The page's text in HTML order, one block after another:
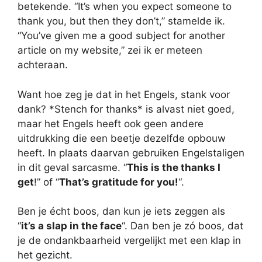
betekende. “It’s when you expect someone to
thank you, but then they don’t,” stamelde ik.
“You’ve given me a good subject for another
article on my website,” zei ik er meteen
achteraan.
Want hoe zeg je dat in het Engels, stank voor
dank? *Stench for thanks* is alvast niet goed,
maar het Engels heeft ook geen andere
uitdrukking die een beetje dezelfde opbouw
heeft. In plaats daarvan gebruiken Engelstaligen
in dit geval sarcasme. “This is the thanks I
get!” of “That’s gratitude for you!“.
Ben je écht boos, dan kun je iets zeggen als
“it’s a slap in the face“. Dan ben je zó boos, dat
je de ondankbaarheid vergelijkt met een klap in
het gezicht.